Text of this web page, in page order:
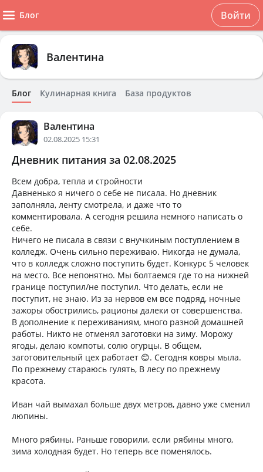
Блог Войти
Валентина
Блог Кулинарная книга База продуктов
Валентина
02.08.2025 15:31
Дневник питания за 02.08.2025
Всем добра, тепла и стройности
Давненько я ничего о себе не писала. Но дневник
заполняла, ленту смотрела, и даже что то
комментировала. А сегодня решила немного написать о
себе.
Ничего не писала в связи с внучкиным поступлением в
колледж. Очень сильно переживаю. Никогда не думала,
что в колледж сложно поступить будет. Конкурс 5 человек
на место. Все непонятно. Мы болтаемся где то на нижней
границе поступил/не поступил. Что делать, если не
поступит, не знаю. Из за нервов ем все подряд, ночные
зажоры обострились, рационы далеки от совершенства.
В дополнение к переживаниям, много разной домашней
работы. Никто не отменял заготовки на зиму. Морожу
ягоды, делаю компоты, солю огурцы. В общем,
заготовительный цех работает 😊. Сегодня ковры мыла.
По прежнему стараюсь гулять, В лесу по прежнему
красота.
Иван чай вымахал больше двух метров, давно уже сменил
люпины.
Много рябины. Раньше говорили, если рябины много,
зима холодная будет. Но теперь все поменялось.